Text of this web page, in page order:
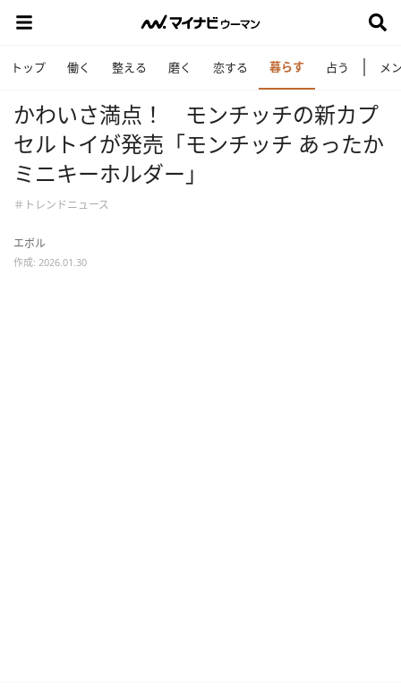
トップ 働く 整える 磨く 恋する 暮らす 占う メ
かわいさ満点！ モンチッチの新カプ
セルトイが発売「モンチッチ あったか
ミニキーホルダー」
＃トレンドニュース
エボル
作成: 2026.01.30